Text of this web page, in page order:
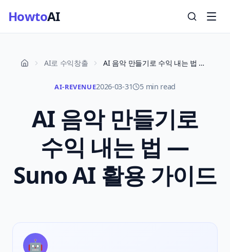
HowtoAI
AI로 수익창출 AI 음악 만들기로 수익 내는 법 — Suno AI 활용 가이드
AI-REVENUE2026-03-31 5 min read
AI 음악 만들기로
수익 내는 법 —
Suno AI 활용 가이드
🤖